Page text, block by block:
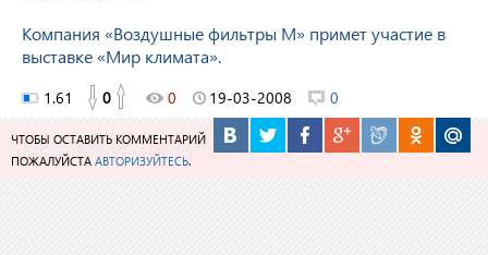
Компания «Воздушные фильтры М» примет участие в
выставке «Мир климата».
1.61 0 0 19-03-2008 0
ЧТОБЫ ОСТАВИТЬ КОММЕНТАРИЙ
ПОЖАЛУЙСТА АВТОРИЗУЙТЕСЬ.